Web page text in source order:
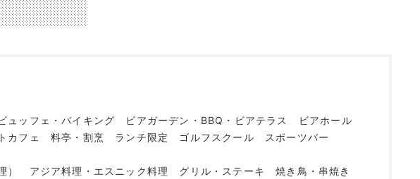
ュッフェ・バイキング ビアガーデン・BBQ・ビアテラス
ビアホール
カフェ 料亭・割烹 ランチ限定 ゴルフスクール
スポーツバー
） アジア料理・エスニック料理 グリル・ステーキ
焼き鳥・串焼き